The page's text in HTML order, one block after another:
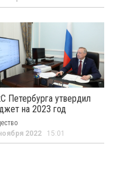
Петербурга утвердил
на 2023 год
2022 15:01